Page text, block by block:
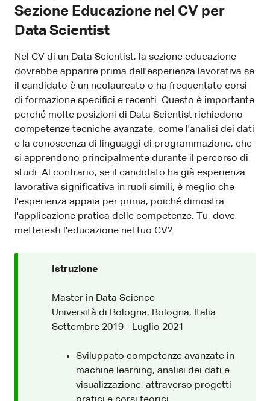
Sezione Educazione nel CV per
Data Scientist
Nel CV di un Data Scientist, la sezione educazione
dovrebbe apparire prima dell'esperienza lavorativa se
il candidato è un neolaureato o ha frequentato corsi
di formazione specifici e recenti. Questo è importante
perché molte posizioni di Data Scientist richiedono
competenze tecniche avanzate, come l'analisi dei dati
e la conoscenza di linguaggi di programmazione, che
si apprendono principalmente durante il percorso di
studi. Al contrario, se il candidato ha già esperienza
lavorativa significativa in ruoli simili, è meglio che
l'esperienza appaia per prima, poiché dimostra
l'applicazione pratica delle competenze. Tu, dove
metteresti l'educazione nel tuo CV?
Istruzione
Master in Data Science
Università di Bologna, Bologna, Italia
Settembre 2019 - Luglio 2021
Sviluppato competenze avanzate in
machine learning, analisi dei dati e
visualizzazione, attraverso progetti